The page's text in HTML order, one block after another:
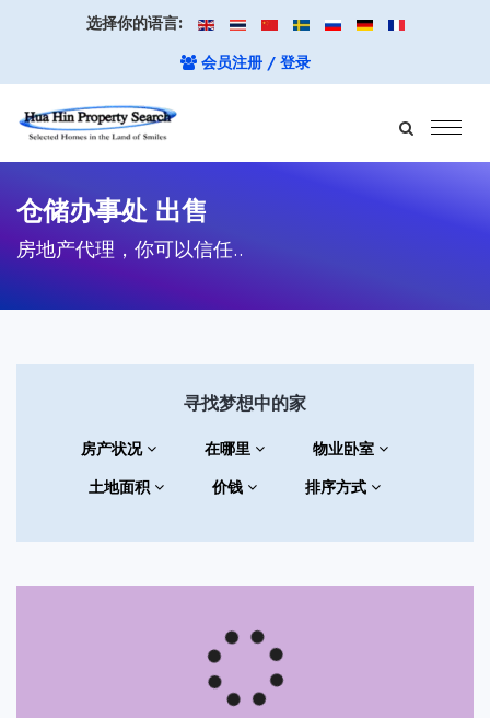
选择你的语言:
会员注册 / 登录
仓储办事处 出售
房地产代理，你可以信任..
寻找梦想中的家
房产状况 在哪里
物业卧室
土地面积
价钱 排序方式